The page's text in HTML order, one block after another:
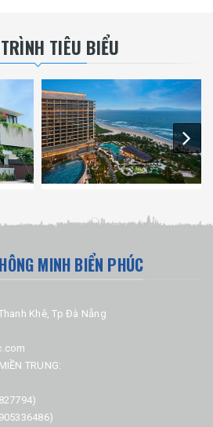
TIÊU BIỂU
MINH BIỂN PHÚC
Khê, Tp Đà Nẵng
TRUNG: